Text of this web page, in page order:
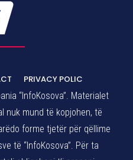
PRIVACY POLIC
“InfoKosova”. Materialet
nuk mund të kopjohen, të
forme tjetër për qëllime
të “InfoKosova”. Për ta